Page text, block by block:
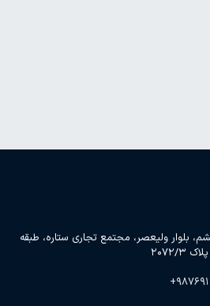
بلوار ولیعصر، مجتمع تجاری ستاره، طبقه
2072/3